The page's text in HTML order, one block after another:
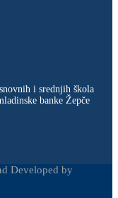
i srednjih škola
banke Žepče
Developed by